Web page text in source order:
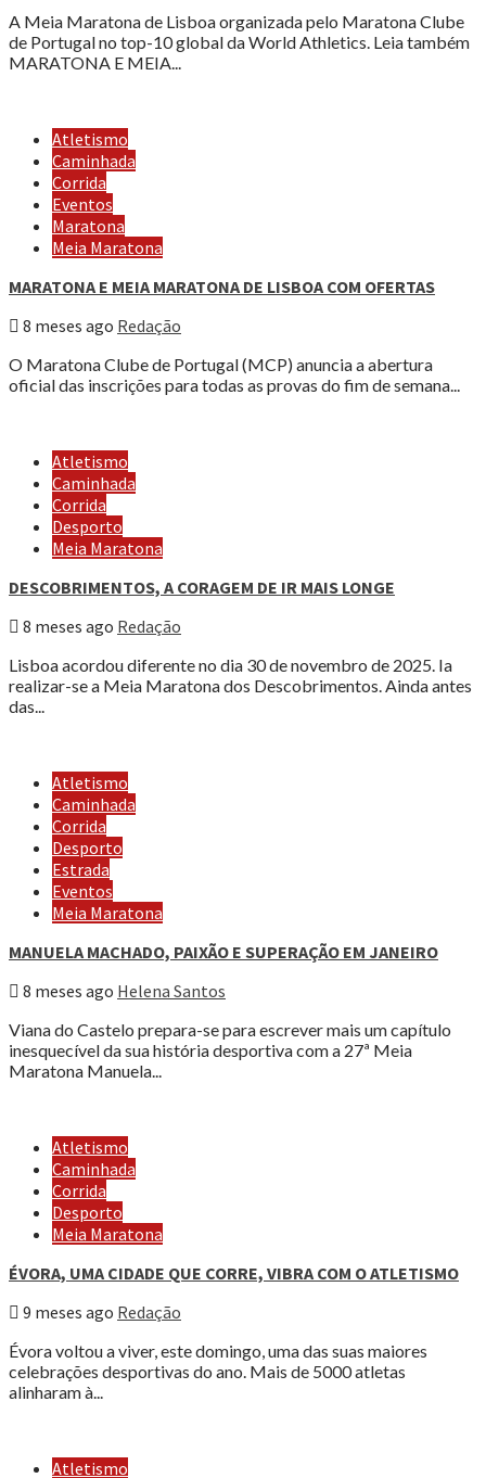
A Meia Maratona de Lisboa organizada pelo Maratona Clube
de Portugal no top-10 global da World Athletics. Leia também
MARATONA E MEIA...
Atletismo
Caminhada
Corrida
Eventos
Maratona
Meia Maratona
MARATONA E MEIA MARATONA DE LISBOA COM OFERTAS
8 meses ago Redação
O Maratona Clube de Portugal (MCP) anuncia a abertura
oficial das inscrições para todas as provas do fim de semana...
Atletismo
Caminhada
Corrida
Desporto
Meia Maratona
DESCOBRIMENTOS, A CORAGEM DE IR MAIS LONGE
8 meses ago Redação
Lisboa acordou diferente no dia 30 de novembro de 2025. Ia
realizar-se a Meia Maratona dos Descobrimentos. Ainda antes
das...
Atletismo
Caminhada
Corrida
Desporto
Estrada
Eventos
Meia Maratona
MANUELA MACHADO, PAIXÃO E SUPERAÇÃO EM JANEIRO
8 meses ago Helena Santos
Viana do Castelo prepara-se para escrever mais um capítulo
inesquecível da sua história desportiva com a 27ª Meia
Maratona Manuela...
Atletismo
Caminhada
Corrida
Desporto
Meia Maratona
ÉVORA, UMA CIDADE QUE CORRE, VIBRA COM O ATLETISMO
9 meses ago Redação
Évora voltou a viver, este domingo, uma das suas maiores
celebrações desportivas do ano. Mais de 5000 atletas
alinharam à...
Atletismo